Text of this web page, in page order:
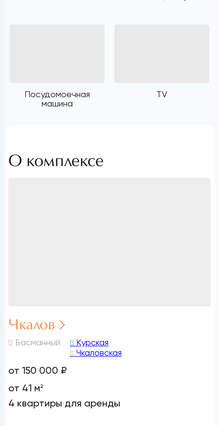
Посудомоечная
машина
TV
О комплексе
Чкалов
Басманный
Курская
Чкаловская
от 150 000 ₽
от 41 м 2
4 квартиры для аренды